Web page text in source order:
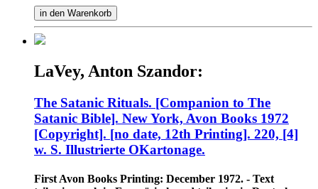
in den Warenkorb
LaVey, Anton Szandor:
The Satanic Rituals. [Companion to The
Satanic Bible]. New York, Avon Books 1972
[Copyright]. [no date, 12th Printing]. 220, [4]
w. S. Illustrierte OKartonage.
First Avon Books Printing: December 1972. - Text